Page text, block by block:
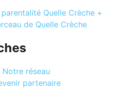
Quelle Crèche +
de Quelle Crèche
Notre réseau
partenaire